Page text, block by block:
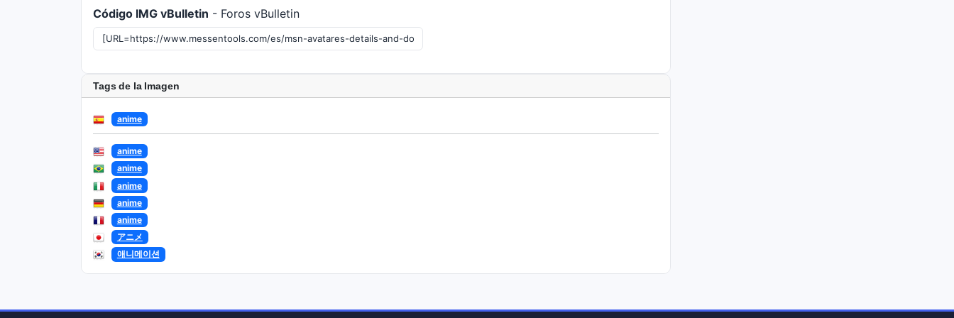
Código IMG vBulletin - Foros vBulletin
Tags de la Imagen
anime
anime
anime
anime
anime
anime
アニメ
애니메이션